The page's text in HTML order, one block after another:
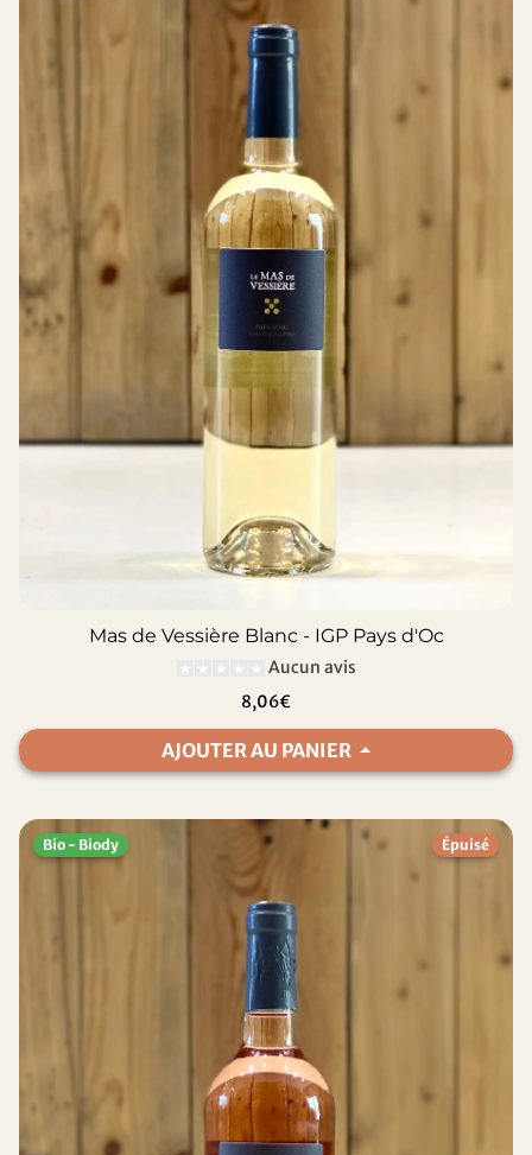
Mas de Vessière Blanc - IGP Pays d'Oc
Aucun avis
8,06€
AJOUTER AU PANIER
Bio - Biody Épuisé